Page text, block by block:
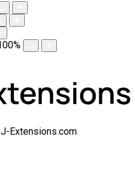
%
Extensions.com